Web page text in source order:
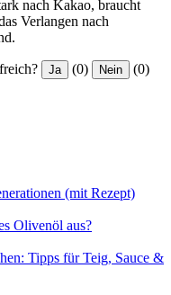
nach Kakao, braucht
Verlangen nach
Ja (0) Nein (0)
(mit Rezept)
Olivenöl aus?
Tipps für Teig, Sauce &